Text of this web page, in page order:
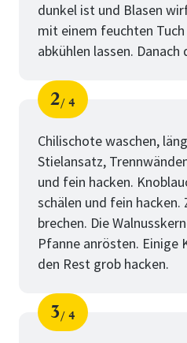
dunkel ist und Blasen
mit einem feuchten Tuch
abkühlen lassen. Danach
Schritt
2
von
4
Chilischote waschen,
Stielansatz,
und fein hacken.
schälen und fein hacken.
brechen. Die
Pfanne anrösten. Einige
den Rest grob hacken.
Schritt
3
von
4